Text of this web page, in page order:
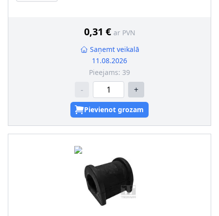
0,31 € ar PVN
Saņemt veikalā
11.08.2026
Pieejams: 39
- +
Pievienot grozam